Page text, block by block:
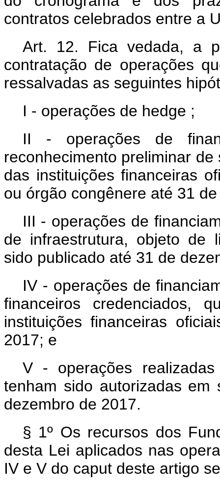
contratos celebrados entre a
Art. 12. Fica vedada, a
contratação de operações
ressalvadas as seguintes
I - operações de hedge ;
II - operações de
reconhecimento preliminar
das instituições financeiras
ou órgão congênere até 31
III - operações de
de infraestrutura, objeto de
sido publicado até 31 de
IV - operações de
financeiros credenciados,
instituições financeiras
2017; e
V - operações
tenham sido autorizadas
dezembro de 2017.
§ 1º Os recursos dos
desta Lei aplicados nas
IV e V do caput deste artigo